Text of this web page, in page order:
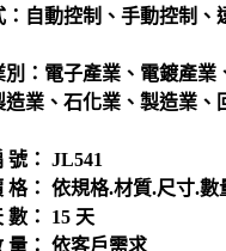
：自動控制、手動控制、
：電子產業、電鍍產業
業、石化業、製造業、
號： JL541
格： 依規格.材質.尺寸.數
數： 15 天
量： 依客戶需求